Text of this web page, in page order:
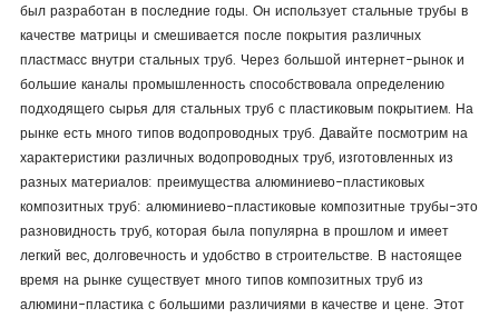
был разработан в последние годы. Он использует стальные трубы в
качестве матрицы и смешивается после покрытия различных
пластмасс внутри стальных труб. Через большой интернет-рынок и
большие каналы промышленность способствовала определению
подходящего сырья для стальных труб с пластиковым покрытием. На
рынке есть много типов водопроводных труб. Давайте посмотрим на
характеристики различных водопроводных труб, изготовленных из
разных материалов: преимущества алюминиево-пластиковых
композитных труб: алюминиево-пластиковые композитные трубы-это
разновидность труб, которая была популярна в прошлом и имеет
легкий вес, долговечность и удобство в строительстве. В настоящее
время на рынке существует много типов композитных труб из
алюмини-пластика с большими различиями в качестве и цене. Этот